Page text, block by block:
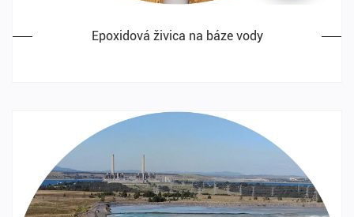
Epoxidová živica na báze vody